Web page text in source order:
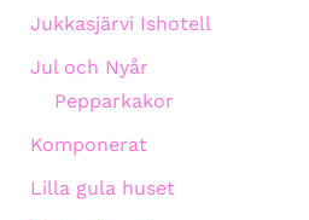
Jukkasjärvi Ishotell
Jul och Nyår
Pepparkakor
Komponerat
Lilla gula huset